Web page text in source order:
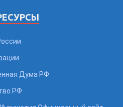
Дума РФ
РФ